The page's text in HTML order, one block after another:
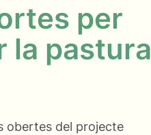
per
la pastura
obertes del projecte